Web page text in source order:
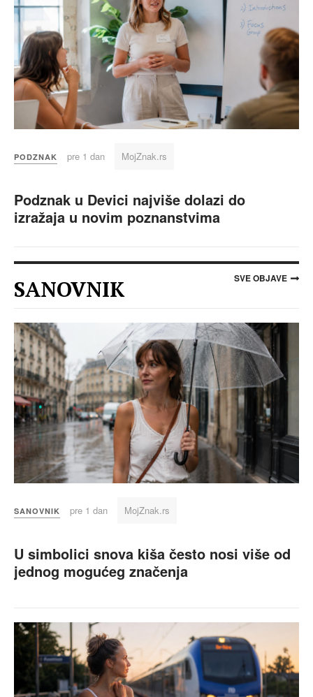
PODZNAK pre 1 dan MojZnak.rs
Podznak u Devici najviše dolazi do
izražaja u novim poznanstvima
SANOVNIK SVE OBJAVE
SANOVNIK pre 1 dan MojZnak.rs
U simbolici snova kiša često nosi više od
jednog mogućeg značenja